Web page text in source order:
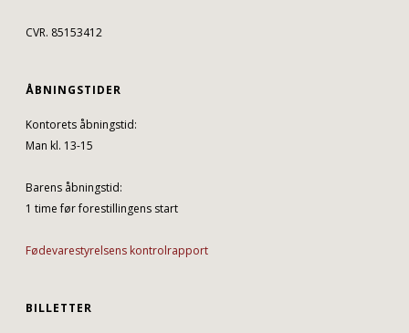
CVR. 85153412
ÅBNINGSTIDER
Kontorets åbningstid:
Man kl. 13-15
Barens åbningstid:
1 time før forestillingens start
Fødevarestyrelsens kontrolrapport
BILLETTER